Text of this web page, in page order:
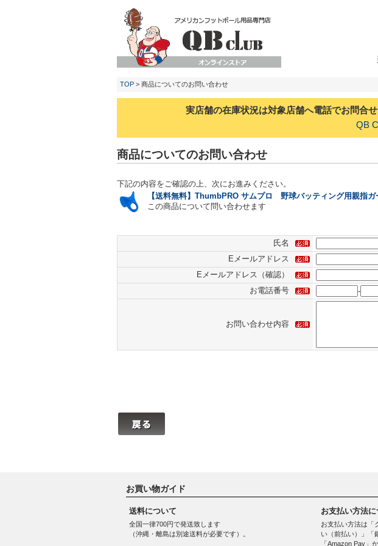
TOP > 商品についてのお問い合わせ
実店舗の在庫状況は対象店舗へ電話でお問合
QB
商品についてのお問い合わせ
下記の内容をご確認の上、次にお進みください。
【送料無料】ThumbPRO サムプロ 野球バッティング用親指
この商品について問い合わせます
氏名
Eメールアドレス
Eメールアドレス（確認）
お電話番号
-
お問い合わせ内容
お買い物ガイド
送料について
全国一律700円で発送致します
（沖縄・離島は別途送料が必要です）。
お支払い方法に
お支払い方法は「
い（前払い）」「
「Amazon Pay」